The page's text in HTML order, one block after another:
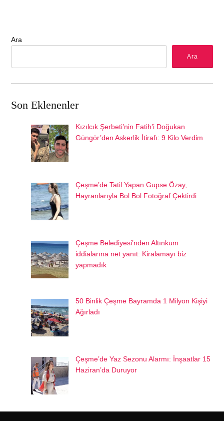
Ara
Ara
Son Eklenenler
Kızılcık Şerbeti’nin Fatih’i Doğukan
Güngör’den Askerlik İtirafı: 9 Kilo Verdim
Çeşme’de Tatil Yapan Gupse Özay,
Hayranlarıyla Bol Bol Fotoğraf Çektirdi
Çeşme Belediyesi’nden Altınkum
iddialarına net yanıt: Kiralamayı biz
yapmadık
50 Binlik Çeşme Bayramda 1 Milyon Kişiyi
Ağırladı
Çeşme’de Yaz Sezonu Alarmı: İnşaatlar 15
Haziran’da Duruyor